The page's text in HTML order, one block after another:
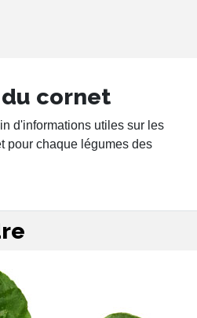
cornet
d'informations utiles sur les
pour chaque légumes des